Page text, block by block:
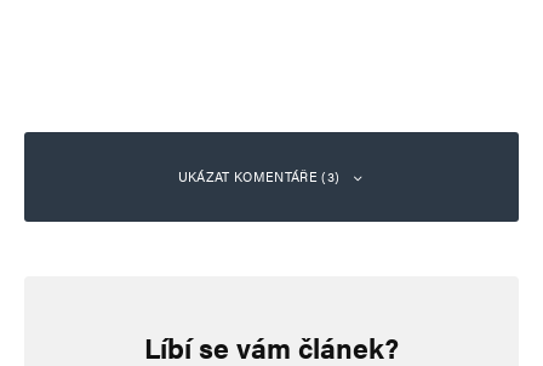
UKÁZAT KOMENTÁŘE (3)
31. 1. 2024 (9:31)
Líbí se vám článek?